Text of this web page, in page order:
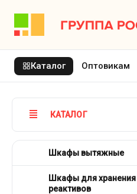
Каталог Оптовикам
КАТАЛОГ
Шкафы вытяжные
Шкафы для хранения
реактивов